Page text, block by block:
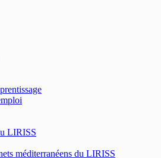
LIRISS
méditerranéens du LIRISS